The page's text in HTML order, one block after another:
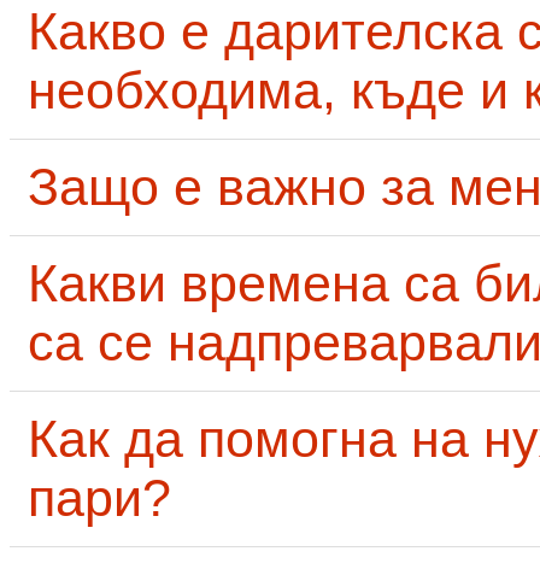
Какво е дарителска
необходима, къде и
Защо е важно за
Какви времена са
са се
Как да помогна на
пари?